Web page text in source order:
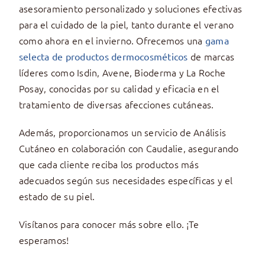
asesoramiento personalizado y soluciones efectivas
para el cuidado de la piel, tanto durante el verano
como ahora en el invierno. Ofrecemos una gama
selecta de productos dermocosméticos de marcas
líderes como Isdin, Avene, Bioderma y La Roche
Posay, conocidas por su calidad y eficacia en el
tratamiento de diversas afecciones cutáneas.
Además, proporcionamos un servicio de Análisis
Cutáneo en colaboración con Caudalie, asegurando
que cada cliente reciba los productos más
adecuados según sus necesidades específicas y el
estado de su piel.
Visítanos para conocer más sobre ello. ¡Te
esperamos!​